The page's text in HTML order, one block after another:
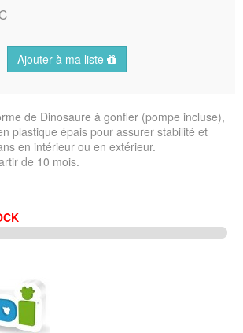
Ajouter à ma liste
de Dinosaure à gonfler (pompe incluse),
plastique épais pour assurer stabilité et
en intérieur ou en extérieur.
de 10 mois.